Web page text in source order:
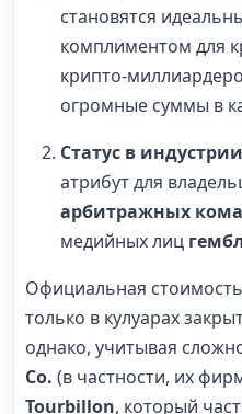
становятся
комплиментом для
крипто-
огромные суммы в
Статус в
атрибут для
арбитражных
медийных лиц
Официальная
только в кулуарах
однако, учитывая
Co. (в частности, их
Tourbillon, который